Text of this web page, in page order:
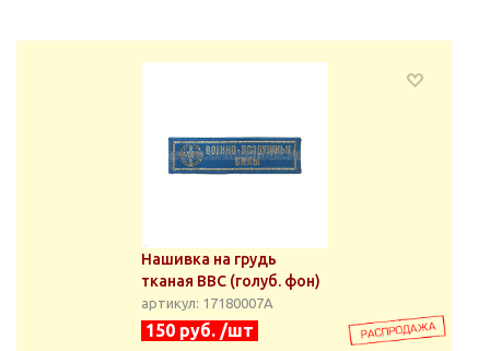
Нашивка на грудь
тканая ВВС (голуб. фон)
артикул: 17180007А
150 руб. /шт